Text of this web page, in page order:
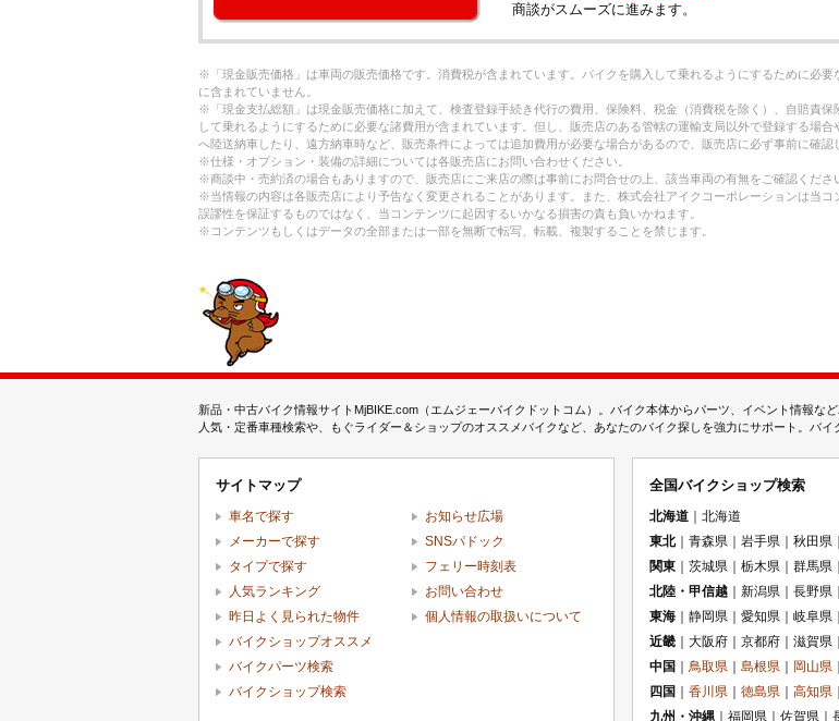
商談がスムーズに進みます。
※「現金販売価格」は車両の販売価格です。消費税が含まれています。バイクを購入して乗れるようにするために必要
に含まれていません。
※「現金支払総額」は現金販売価格に加えて、検査登録手続き代行の費用、保険料、税金（消費税を除く）、自賠責保
して乗れるようにするために必要な諸費用が含まれています。但し、販売店のある管轄の運輸支局以外で登録する場合
へ陸送納車したり、遠方納車時など、販売条件によっては追加費用が必要な場合があるので、販売店に必ず事前に確認
※仕様・オプション・装備の詳細については各販売店にお問い合わせください。
※商談中・売約済の場合もありますので、販売店にご来店の際は事前にお問合せの上、該当車両の有無をご確認くださ
※当情報の内容は各販売店により予告なく変更されることがあります。また、株式会社アイクコーポレーションは当コ
誤謬性を保証するものではなく、当コンテンツに起因するいかなる損害の責も負いかねます。
※コンテンツもしくはデータの全部または一部を無断で転写、転載、複製することを禁じます。
新品・中古バイク情報サイトMjBIKE.com（エムジェーバイクドットコム）。バイク本体からパーツ、イベント情報な
人気・定番車種検索や、もぐライダー＆ショップのオススメバイクなど、あなたのバイク探しを強力にサポート。バイ
サイトマップ
車名で探す
メーカーで探す
タイプで探す
人気ランキング
昨日よく見られた物件
バイクショップオススメ
バイクパーツ検索
バイクショップ検索
お知らせ広場
SNSパドック
フェリー時刻表
お問い合わせ
個人情報の取扱いについて
全国バイクショップ検索
北海道 ｜北海道
東北｜青森県｜岩手県｜秋田県
関東 ｜茨城県｜栃木県｜群馬
北陸・甲信越 ｜新潟県｜長野
東海 ｜静岡県｜愛知県｜岐阜県
近畿 ｜大阪府｜京都府｜滋賀
中国
鳥取県 島根県 岡山県
四国
香川県 徳島県 高知県
九州・沖縄 ｜福岡県｜佐賀県